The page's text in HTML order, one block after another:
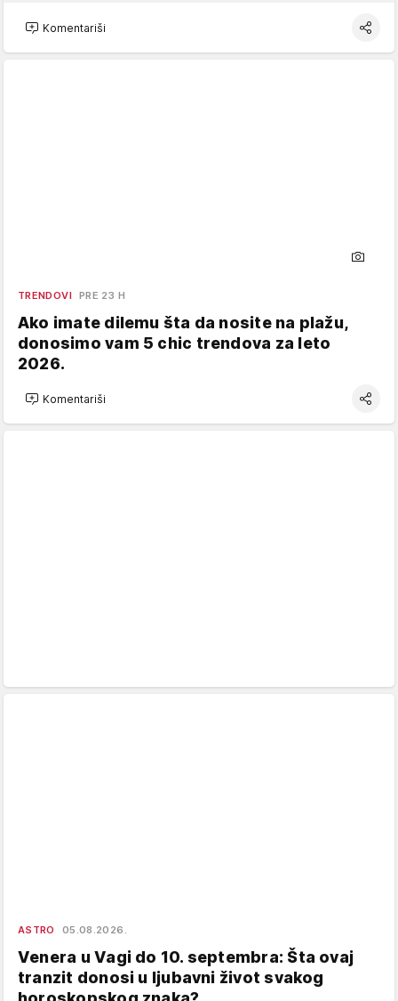
Komentariši
TRENDOVI PRE 23 H
Ako imate dilemu šta da nosite na plažu,
donosimo vam 5 chic trendova za leto
2026.
Komentariši
ASTRO 05.08.2026.
Venera u Vagi do 10. septembra: Šta ovaj
tranzit donosi u ljubavni život svakog